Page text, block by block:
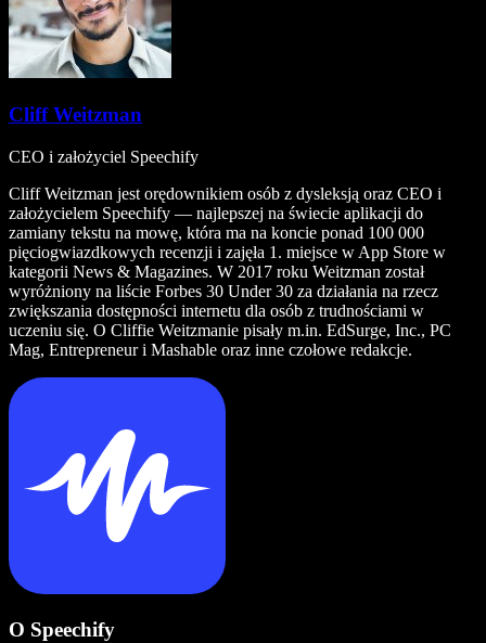
Cliff Weitzman
CEO i założyciel Speechify
Cliff Weitzman jest orędownikiem osób z dysleksją oraz CEO i
założycielem Speechify — najlepszej na świecie aplikacji do
zamiany tekstu na mowę, która ma na koncie ponad 100 000
pięciogwiazdkowych recenzji i zajęła 1. miejsce w App Store w
kategorii News & Magazines. W 2017 roku Weitzman został
wyróżniony na liście Forbes 30 Under 30 za działania na rzecz
zwiększania dostępności internetu dla osób z trudnościami w
uczeniu się. O Cliffie Weitzmanie pisały m.in. EdSurge, Inc., PC
Mag, Entrepreneur i Mashable oraz inne czołowe redakcje.
O Speechify